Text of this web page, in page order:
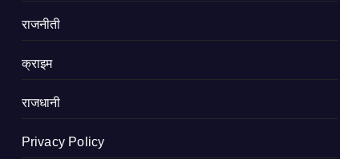
राजनीती
क्राइम
राजधानी
Privacy Policy